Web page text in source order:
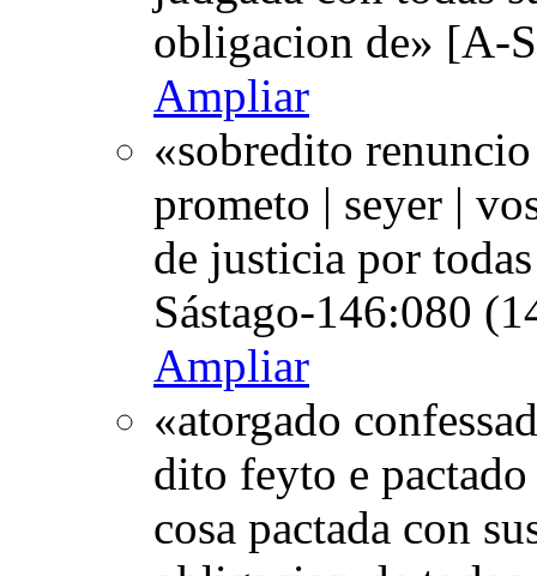
obligacion de» [A-
Ampliar
«sobredito
prometo | seyer |
de justicia por
Sástago-146:080
Ampliar
«atorgado
dito feyto e pactado
cosa pactada con